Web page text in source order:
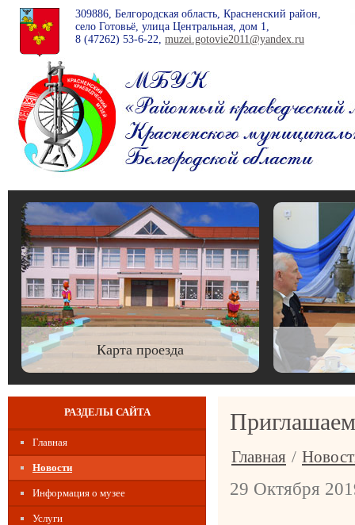
309886, Белгородская область, Красненский район,
село Готовьё, улица Центральная, дом 1,
8 (47262) 53-6-22, muzei.gotovie2011@yandex.ru
Карта проезда
РАЗДЕЛЫ САЙТА
Главная
Новости
Информация о музее
Услуги
Главная /
29 Октября